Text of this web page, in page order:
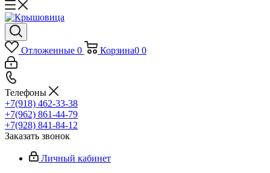
Отложенные 0 Корзина0 0
Телефоны
+7(918) 462-33-38
+7(962) 861-44-79
+7(928) 841-84-12
Заказать звонок
Личный кабинет